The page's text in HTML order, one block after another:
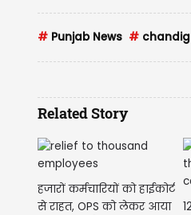
# Punjab News #
Related Story
हजारों कर्मचारियों को हाईकोर्ट
से राहत, OPS को लेकर आया